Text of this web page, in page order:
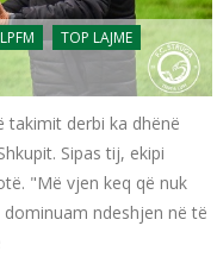
LPFM TOP LAJME
takimit derbi ka dhënë
Sipas tij, ekipi
"Më vjen keq që nuk
ndeshjen në të